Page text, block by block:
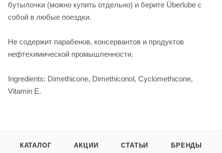
бутылочки (можно купить отдельно) и берите Überlube с
собой в любые поездки.
Не содержит парабенов, консервантов и продуктов
нефтехимической промышленности.
Ingredients: Dimethicone, Dimethiconol, Cyclomethicone,
Vitamin E.
КАТАЛОГ АКЦИИ СТАТЬИ БРЕНДЫ